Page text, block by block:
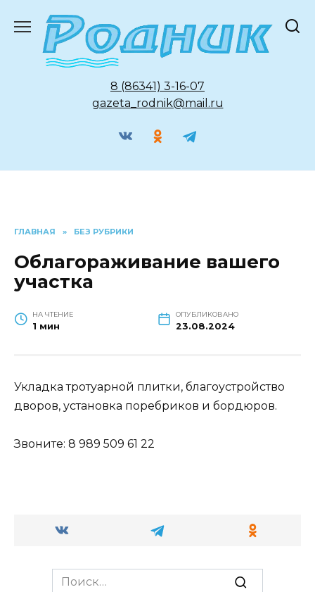
содержанию
8 (86341) 3-16-07
gazeta_rodnik@mail.ru
ГЛАВНАЯ » БЕЗ РУБРИКИ
Облагораживание вашего
участка
НА ЧТЕНИЕ
1 мин
ОПУБЛИКОВАНО
23.08.2024
Укладка тротуарной плитки, благоустройство
дворов, установка поребриков и бордюров.
Звоните: 8 989 509 61 22
Search